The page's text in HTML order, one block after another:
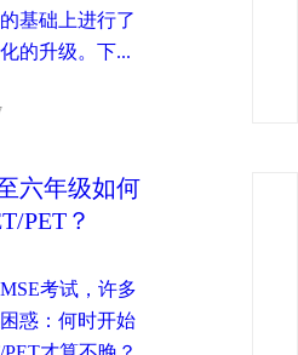
基础上进行了
的升级。下...
六年级如何
PET？
考试，许多
惑：何时开始